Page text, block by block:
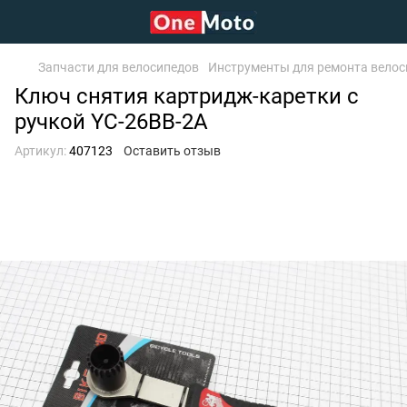
Запчасти для велосипедов Инструменты для ремонта
Ключ снятия картридж-каретки с
ручкой YC-26BB-2A
Артикул:407123 Оставить отзыв